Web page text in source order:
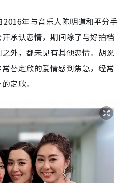
年与音乐人陈明道和平分手
承认恋情，期间除了与好拍档
外，都未见有其他恋情。胡说
替定欣的爱情感到焦急，经常
定欣。